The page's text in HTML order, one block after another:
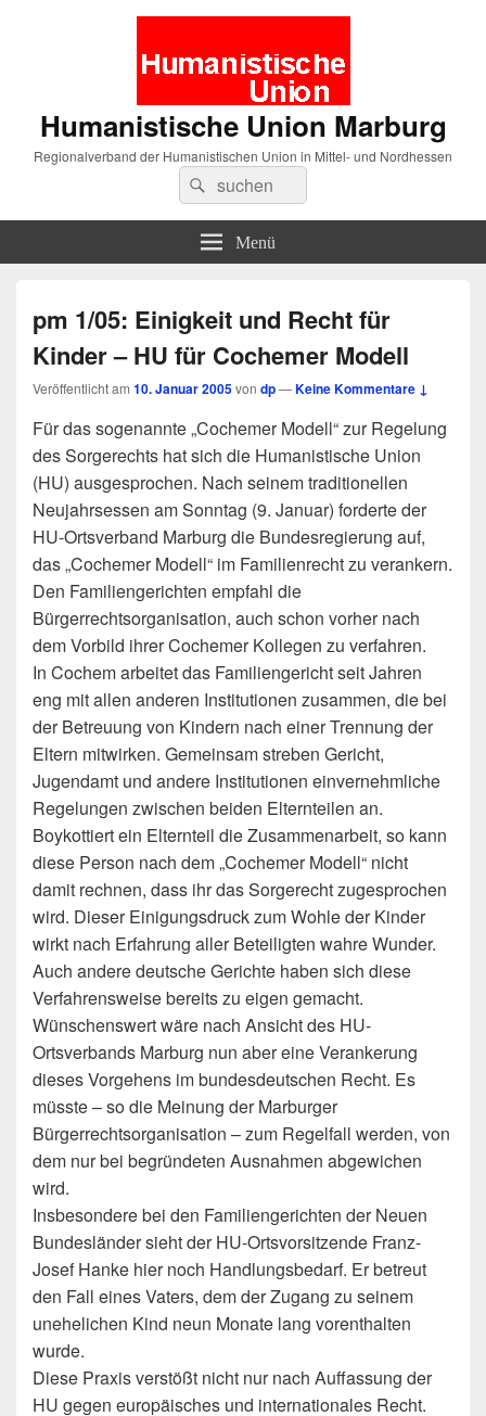
Humanistische Union Marburg
Regionalverband der Humanistischen Union in Mittel- und Nordhessen
Suche
nach:
Suchen
Menü
pm 1/05: Einigkeit und Recht für
Kinder – HU für Cochemer Modell
Veröffentlicht am 10. Januar 2005von dp—Keine Kommentare ↓
Für das sogenannte „Cochemer Modell“ zur Regelung
des Sorgerechts hat sich die Humanistische Union
(HU) ausgesprochen. Nach seinem traditionellen
Neujahrsessen am Sonntag (9. Januar) forderte der
HU-Ortsverband Marburg die Bundesregierung auf,
das „Cochemer Modell“ im Familienrecht zu verankern.
Den Familiengerichten empfahl die
Bürgerrechtsorganisation, auch schon vorher nach
dem Vorbild ihrer Cochemer Kollegen zu verfahren.
In Cochem arbeitet das Familiengericht seit Jahren
eng mit allen anderen Institutionen zusammen, die bei
der Betreuung von Kindern nach einer Trennung der
Eltern mitwirken. Gemeinsam streben Gericht,
Jugendamt und andere Institutionen einvernehmliche
Regelungen zwischen beiden Elternteilen an.
Boykottiert ein Elternteil die Zusammenarbeit, so kann
diese Person nach dem „Cochemer Modell“ nicht
damit rechnen, dass ihr das Sorgerecht zugesprochen
wird. Dieser Einigungsdruck zum Wohle der Kinder
wirkt nach Erfahrung aller Beteiligten wahre Wunder.
Auch andere deutsche Gerichte haben sich diese
Verfahrensweise bereits zu eigen gemacht.
Wünschenswert wäre nach Ansicht des HU-
Ortsverbands Marburg nun aber eine Verankerung
dieses Vorgehens im bundesdeutschen Recht. Es
müsste – so die Meinung der Marburger
Bürgerrechtsorganisation – zum Regelfall werden, von
dem nur bei begründeten Ausnahmen abgewichen
wird.
Insbesondere bei den Familiengerichten der Neuen
Bundesländer sieht der HU-Ortsvorsitzende Franz-
Josef Hanke hier noch Handlungsbedarf. Er betreut
den Fall eines Vaters, dem der Zugang zu seinem
unehelichen Kind neun Monate lang vorenthalten
wurde.
Diese Praxis verstößt nicht nur nach Auffassung der
HU gegen europäisches und internationales Recht.